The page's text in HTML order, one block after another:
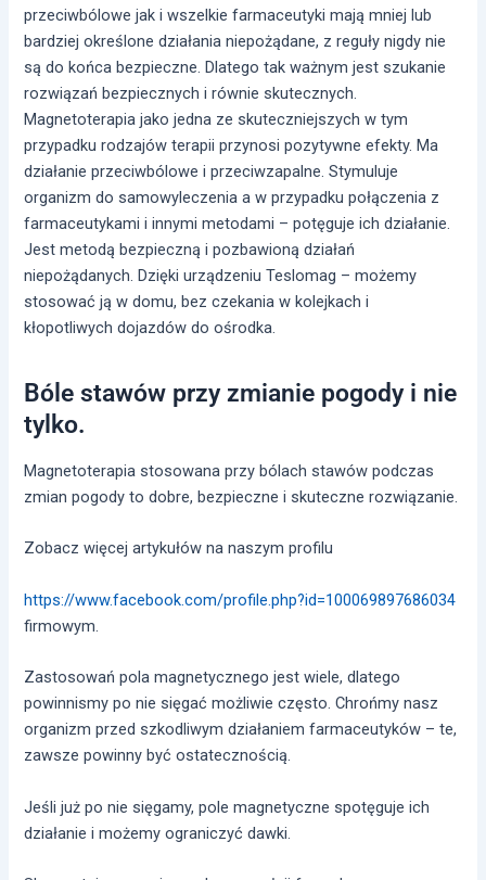
przeciwbólowe jak i wszelkie farmaceutyki mają mniej lub
bardziej określone działania niepożądane, z reguły nigdy nie
są do końca bezpieczne. Dlatego tak ważnym jest szukanie
rozwiązań bezpiecznych i równie skutecznych.
Magnetoterapia jako jedna ze skuteczniejszych w tym
przypadku rodzajów terapii przynosi pozytywne efekty. Ma
działanie przeciwbólowe i przeciwzapalne. Stymuluje
organizm do samowyleczenia a w przypadku połączenia z
farmaceutykami i innymi metodami – potęguje ich działanie.
Jest metodą bezpieczną i pozbawioną działań
niepożądanych. Dzięki urządzeniu Teslomag – możemy
stosować ją w domu, bez czekania w kolejkach i
kłopotliwych dojazdów do ośrodka.
Bóle stawów przy zmianie pogody i nie
tylko.
Magnetoterapia stosowana przy bólach stawów podczas
zmian pogody to dobre, bezpieczne i skuteczne rozwiązanie.
Zobacz więcej artykułów na naszym profilu
https://www.facebook.com/profile.php?id=100069897686034
firmowym.
Zastosowań pola magnetycznego jest wiele, dlatego
powinnismy po nie sięgać możliwie często. Chrońmy nasz
organizm przed szkodliwym działaniem farmaceutyków – te,
zawsze powinny być ostatecznością.
Jeśli już po nie sięgamy, pole magnetyczne spotęguje ich
działanie i możemy ograniczyć dawki.